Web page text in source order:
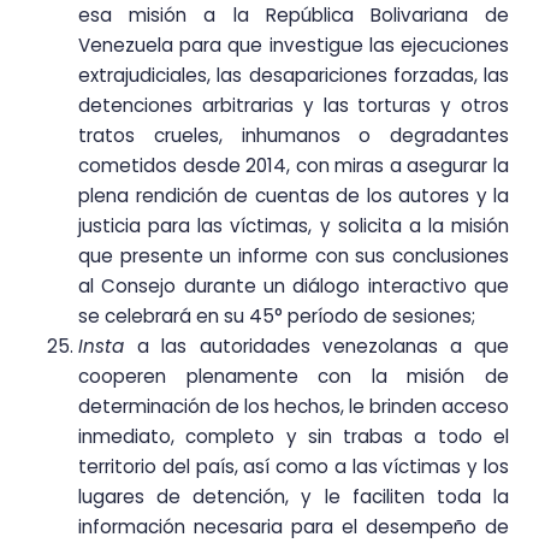
esa misión a la República Bolivariana de
Venezuela para que investigue las ejecuciones
extrajudiciales, las desapariciones forzadas, las
detenciones arbitrarias y las torturas y otros
tratos crueles, inhumanos o degradantes
cometidos desde 2014, con miras a asegurar la
plena rendición de cuentas de los autores y la
justicia para las víctimas, y solicita a la misión
que presente un informe con sus conclusiones
al Consejo durante un diálogo interactivo que
se celebrará en su 45° período de sesiones;
Instaa las autoridades venezolanas a que
cooperen plenamente con la misión de
determinación de los hechos, le brinden acceso
inmediato, completo y sin trabas a todo el
territorio del país, así como a las víctimas y los
lugares de detención, y le faciliten toda la
información necesaria para el desempeño de